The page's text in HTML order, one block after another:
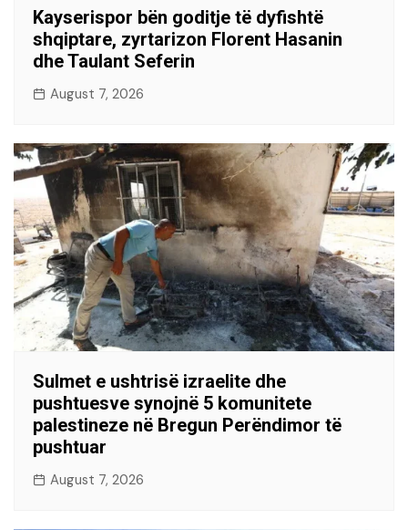
Kayserispor bën goditje të dyfishtë
shqiptare, zyrtarizon Florent Hasanin
dhe Taulant Seferin
August 7, 2026
Sulmet e ushtrisë izraelite dhe
pushtuesve synojnë 5 komunitete
palestineze në Bregun Perëndimor të
pushtuar
August 7, 2026